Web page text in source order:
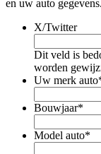
en uw auto gegevens.
X/Twitter
Dit veld is
worden
Uw merk auto
Bouwjaar*
Model auto*